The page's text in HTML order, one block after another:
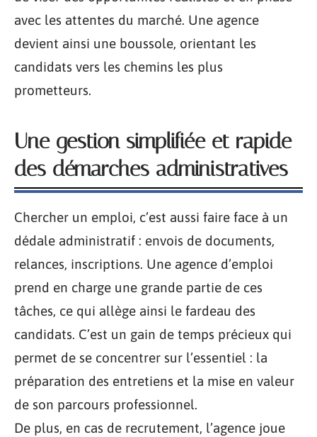
avec les attentes du marché. Une agence
devient ainsi une boussole, orientant les
candidats vers les chemins les plus
prometteurs.
Une gestion simplifiée et rapide
des démarches administratives
Chercher un emploi, c’est aussi faire face à un
dédale administratif : envois de documents,
relances, inscriptions. Une agence d’emploi
prend en charge une grande partie de ces
tâches, ce qui allège ainsi le fardeau des
candidats. C’est un gain de temps précieux qui
permet de se concentrer sur l’essentiel : la
préparation des entretiens et la mise en valeur
de son parcours professionnel.
De plus, en cas de recrutement, l’agence joue